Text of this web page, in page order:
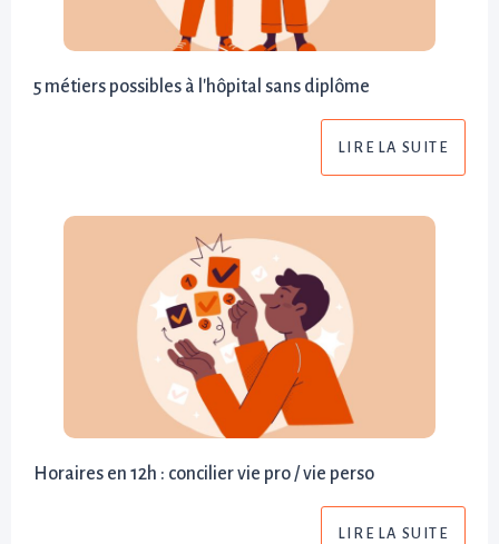
5 métiers possibles à l'hôpital sans diplôme
LIRE LA SUITE
Horaires en 12h : concilier vie pro / vie perso
LIRE LA SUITE